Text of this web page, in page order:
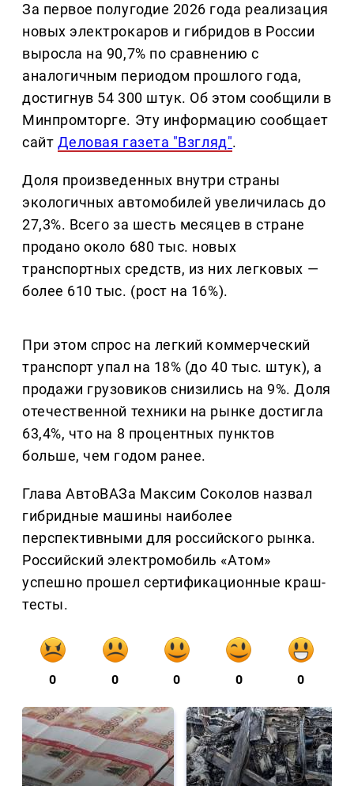
За первое полугодие 2026 года реализация
новых электрокаров и гибридов в России
выросла на 90,7% по сравнению с
аналогичным периодом прошлого года,
достигнув 54 300 штук. Об этом сообщили в
Минпромторге. Эту информацию сообщает
сайт Деловая газета "Взгляд".
Доля произведенных внутри страны
экологичных автомобилей увеличилась до
27,3%. Всего за шесть месяцев в стране
продано около 680 тыс. новых
транспортных средств, из них легковых —
более 610 тыс. (рост на 16%).
При этом спрос на легкий коммерческий
транспорт упал на 18% (до 40 тыс. штук), а
продажи грузовиков снизились на 9%. Доля
отечественной техники на рынке достигла
63,4%, что на 8 процентных пунктов
больше, чем годом ранее.
Глава АвтоВАЗа Максим Соколов назвал
гибридные машины наиболее
перспективными для российского рынка.
Российский электромобиль «Атом»
успешно прошел сертификационные краш-
тесты.
0 0 0 0 0